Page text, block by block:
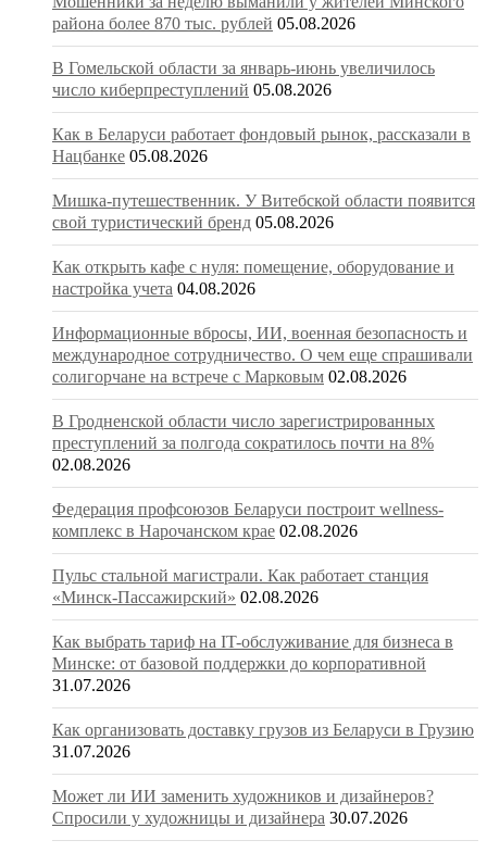
района более 870 тыс. рублей 05.08.2026
В Гомельской области за январь-июнь увеличилось
число киберпреступлений 05.08.2026
Как в Беларуси работает фондовый рынок, рассказали в
Нацбанке 05.08.2026
Мишка-путешественник. У Витебской области появится
свой туристический бренд 05.08.2026
Как открыть кафе с нуля: помещение, оборудование и
настройка учета 04.08.2026
Информационные вбросы, ИИ, военная безопасность и
международное сотрудничество. О чем еще спрашивали
солигорчане на встрече с Марковым 02.08.2026
В Гродненской области число зарегистрированных
преступлений за полгода сократилось почти на 8%
02.08.2026
Федерация профсоюзов Беларуси построит wellness-
комплекс в Нарочанском крае 02.08.2026
Пульс стальной магистрали. Как работает станция
«Минск-Пассажирский» 02.08.2026
Как выбрать тариф на IT-обслуживание для бизнеса в
Минске: от базовой поддержки до корпоративной
31.07.2026
Как организовать доставку грузов из Беларуси в Грузию
31.07.2026
Может ли ИИ заменить художников и дизайнеров?
Спросили у художницы и дизайнера 30.07.2026